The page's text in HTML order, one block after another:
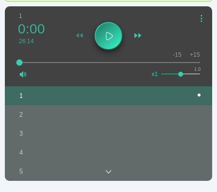
1
0:00
26:14
1.0
x1
-15 +15
1
2
3
4
5